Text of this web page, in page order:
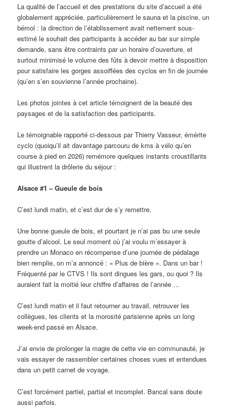
La qualité de l’accueil et des prestations du site d’accueil a été
globalement appréciée, particulièrement le sauna et la piscine, un
bémol : la direction de l’établissement avait nettement sous-
estimé le souhait des participants à accéder au bar sur simple
demande, sans être contraints par un horaire d’ouverture, et
surtout minimisé le volume des fûts à devoir mettre à disposition
pour satisfaire les gorges assoiffées des cyclos en fin de journée
(qu’en s’en souvienne l’année prochaine).
Les photos jointes à cet article témoignent de la beauté des
paysages et de la satisfaction des participants.
Le témoignable rapporté ci-dessous par Thierry Vasseur, émérite
cyclo (quoiqu’il ait davantage parcouru de kms à vélo qu’en
course à pied en 2026) remémore quelques instants croustillants
qui illustrent la drôlerie du séjour :
Alsace #1 – Gueule de bois
C’est lundi matin, et c’est dur de s’y remettre.
Une bonne gueule de bois, et pourtant je n’ai pas bu une seule
goutte d’alcool. Le seul moment où j’ai voulu m’essayer à
prendre un Monaco en récompense d’une journée de pédalage
bien remplie, on m’a annoncé : « Plus de bière ». Dans un bar !
Fréquenté par le CTVS ! Ils sont dingues les gars, ou quoi ? Ils
auraient fait la moitié leur chiffre d’affaires de l’année …
C’est lundi matin et il faut retourner au travail, retrouver les
collègues, les clients et la morosité parisienne après un long
week-end passé en Alsace.
J’ai envie de prolonger la magie de cette vie en communauté, je
vais essayer de rassembler certaines choses vues et entendues
dans un petit carnet de voyage.
C’est forcément partiel, partial et incomplet. Bancal sans doute
aussi parfois.